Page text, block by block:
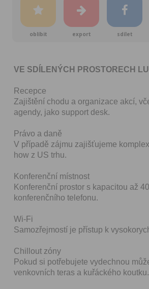
oblíbit export sdílet
VE SDÍLENÝCH PROSTORECH
Recepce
Zajištění chodu a organizace akcí,
agendy, jako support desk.
Právo a daně
V případě zájmu zajišťujeme
how z US trhu.
Konferenční místnost
Konferenční prostor s kapacitou až
konferenčního telefonu.
Wi-Fi
Samozřejmostí je přístup k
Chillout zóny
Pokud si potřebujete vydechnou
venkovních teras a kuřáckého koutku.